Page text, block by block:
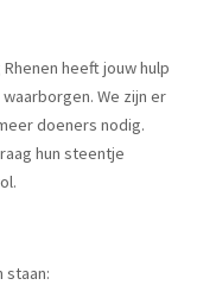
heeft jouw hulp
We zijn er
doeners nodig.
hun steentje
staan: